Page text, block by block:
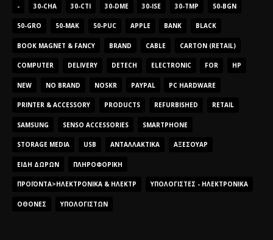
- 30-CHA 30-CTI 30-DME 30-ISE 30-TMP 50-BGN
50-GRO 50-MAK 50-PUC APPLE BANK BLACK
BOOK MAGNET & FANCY BRAND CABLE CARTON (RETAIL)
COMPUTER DELIVERY DETECH ELECTRONIC FOR HP
NEW NO BRAND NOSKR PAYPAL PC HARDWARE
PRINTER & ACCESSORY PRODUCTS REFURBISHED RETAIL
SAMSUNG SENSO ACCESSORIES SMARTPHONE
STORAGE MEDIA USB ΑΝΤΑΛΛΑΚΤΙΚΆ ΑΞΕΣΟΥΆΡ
ΕΊΔΗ ΔΏΡΩΝ ΠΛΗΡΟΦΟΡΙΚΉ
ΠΡΟΪΌΝΤΑ>ΗΛΕΚΤΡΟΝΙΚΆ & ΗΛΕΚΤΡ ΥΠΟΛΟΓΙΣΤΈΣ - ΗΛΕΚΤΡΟΝΙΚΆ
ΟΘΌΝΕΣ ΥΠΟΛΟΓΙΣΤΏΝ